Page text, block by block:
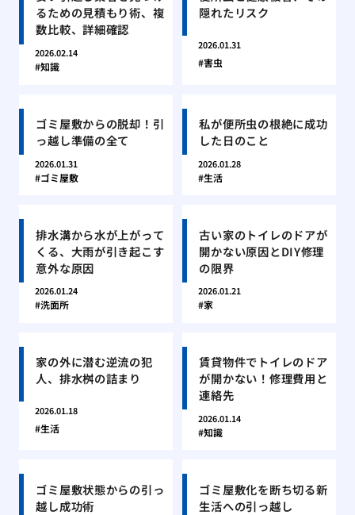
るための見積もり術、複
数比較、詳細確認
2026.02.14
知識
隠れたリスク
2026.01.31
害虫
ゴミ屋敷からの脱却！引
っ越し準備の全て
2026.01.31
ゴミ屋敷
私が便所虫の根絶に成功
した日のこと
2026.01.28
生活
排水溝から水が上がって
くる、大雨が引き起こす
意外な原因
2026.01.24
洗面所
古い家のトイレのドアが
開かない原因とDIY修理
の限界
2026.01.21
家
家の外に潜む逆流の犯
人、排水桝の詰まり
2026.01.18
生活
賃貸物件でトイレのドア
が開かない！修理費用と
連絡先
2026.01.14
知識
ゴミ屋敷状態からの引っ
越し成功術
ゴミ屋敷化を断ち切る新
生活への引っ越し